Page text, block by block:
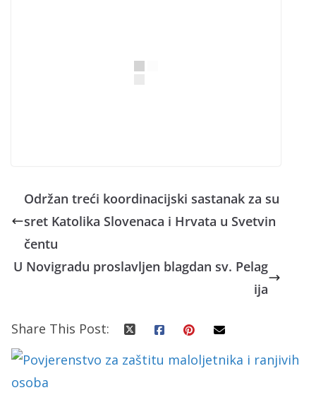
Održan treći koordinacijski sastanak za su
sret Katolika Slovenaca i Hrvata u Svetvin
čentu
U Novigradu proslavljen blagdan sv. Pelag
ija
Share This Post: